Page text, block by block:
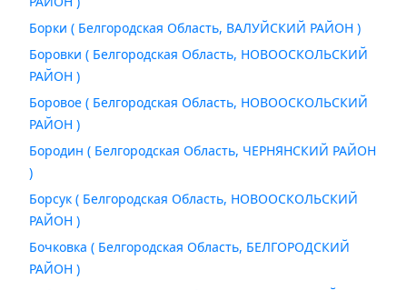
Борки ( Белгородская Область, ВАЛУЙСКИЙ РАЙОН )
Боровки ( Белгородская Область, НОВООСКОЛЬСКИЙ
РАЙОН )
Боровое ( Белгородская Область, НОВООСКОЛЬСКИЙ
РАЙОН )
Бородин ( Белгородская Область, ЧЕРНЯНСКИЙ РАЙОН
)
Борсук ( Белгородская Область, НОВООСКОЛЬСКИЙ
РАЙОН )
Бочковка ( Белгородская Область, БЕЛГОРОДСКИЙ
РАЙОН )